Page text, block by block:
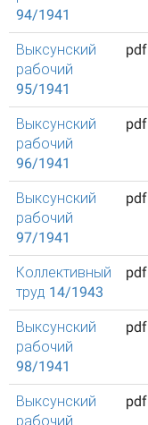
94/1941
Выксунский
рабочий
95/1941
pdf
Выксунский
рабочий
96/1941
pdf
Выксунский
рабочий
97/1941
pdf
Коллективный
труд 14/1943
pdf
Выксунский
рабочий
98/1941
pdf
Выксунский
рабочий
pdf